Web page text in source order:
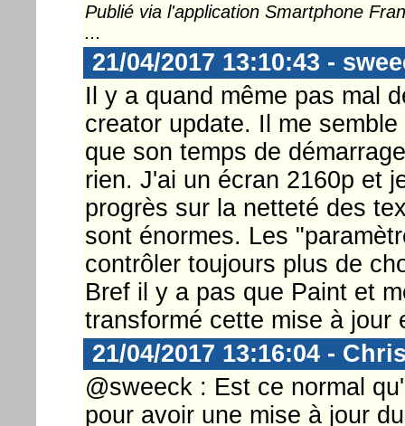
Publié via l'application Smartphone
...
21/04/2017 13:10:43 -
Il y a quand même pas mal
creator update. Il me
que son temps de
rien. J'ai un écran 2160p et
progrès sur la netteté des
sont énormes. Les
contrôler toujours plus de
Bref il y a pas que Paint et
transformé cette mise à jour
21/04/2017 13:16:04 -
@sweeck : Est ce normal
pour avoir une mise à jour